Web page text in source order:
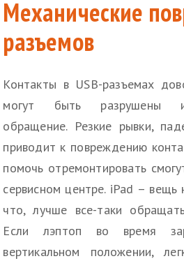
Механические
разъемов
Контакты в USB-разъемах
могут быть разрушены
обращение. Резкие рывки,
приводит к повреждению
помочь отремонтировать
сервисном центре. iPad – вещь
что, лучше все-таки
Если лэптоп во время
вертикальном положении,